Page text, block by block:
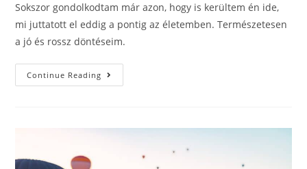
Sokszor gondolkodtam már azon, hogy is kerültem én ide,
mi juttatott el eddig a pontig az életemben. Természetesen
a jó és rossz döntéseim.
Continue Reading